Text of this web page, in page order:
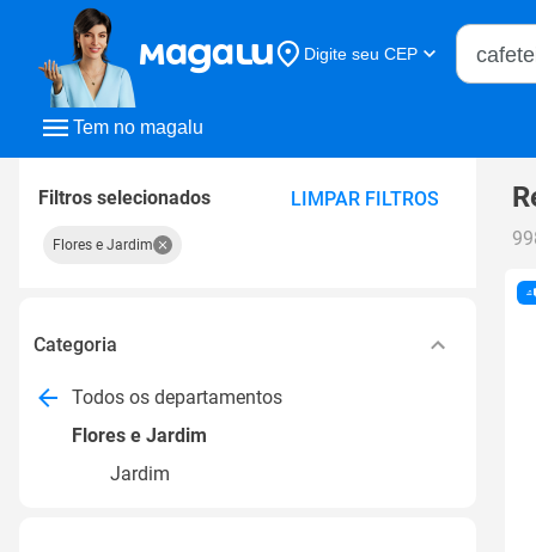
Tem no magalu
Digite seu CEP
Buscar
Filtros selecionados LIMPAR FILTROS
Flores e Jardim
Categoria
Todos os departamentos
Flores e Jardim
Jardim